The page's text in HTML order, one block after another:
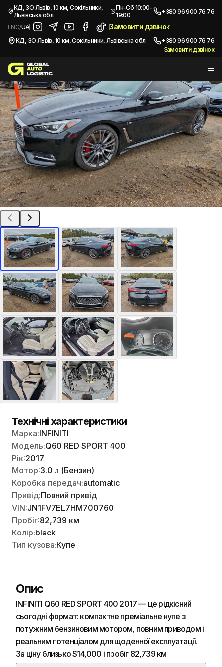
КД, ЗО Львів, 10 км, Сокільники,
Львівська обл.
Пн-Сб 10:00-
19:00
+380 96 900 76 76
ENG/UA Замовити дзвінок
КД, ЗО Львів, 10 км, Сокільники, Львівська обл.
+380 96 900 76 76
Замовити дзвінок
Автомобілі з США/2017 INFINITI Q60 RED SPORT 400
КупитиINFINITI Q60 RED SPORT 400
Технічні характеристики
Марка:INFINITI
Модель:Q60 RED SPORT 400
Рік:2017
Мотор:3.0 л (Бензин)
Коробка передач:automatic
Привід:Повний привід
VIN:JN1FV7EL7HM700760
Пробіг:82,739 км
Колір:black
Тип кузова:Купе
Опис
INFINITI Q60 RED SPORT 400 2017 — це рідкісний
сьогодні формат: компактне преміальне купе з
потужним бензиновим мотором, повним приводом і
реальним потенціалом для щоденної експлуатації.
За ціну близько $14,000 і пробіг 82,739 км